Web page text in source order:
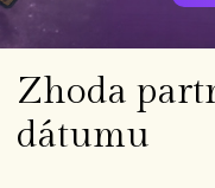
Zhoda
dátumu